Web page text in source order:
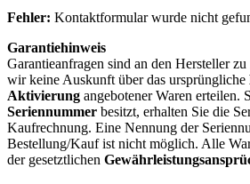
Fehler: Kontaktformular wurde nicht
Garantiehinweis
Garantieanfragen sind an den Hersteller
wir keine Auskunft über das ursprüngliche
Aktivierung angebotener Waren erteilen.
Seriennummer besitzt, erhalten Sie die
Kaufrechnung. Eine Nennung der
Bestellung/Kauf ist nicht möglich. Alle
der gesetztlichen